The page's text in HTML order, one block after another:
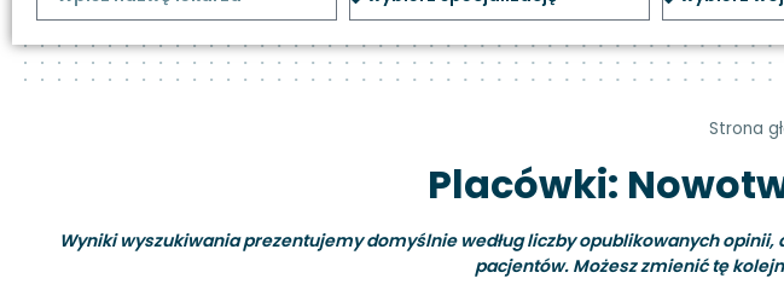
Strona
Placówki:
Wyniki wyszukiwania prezentujemy domyślnie według liczby opublikowanych
pacjentów. Możesz zmienić tę